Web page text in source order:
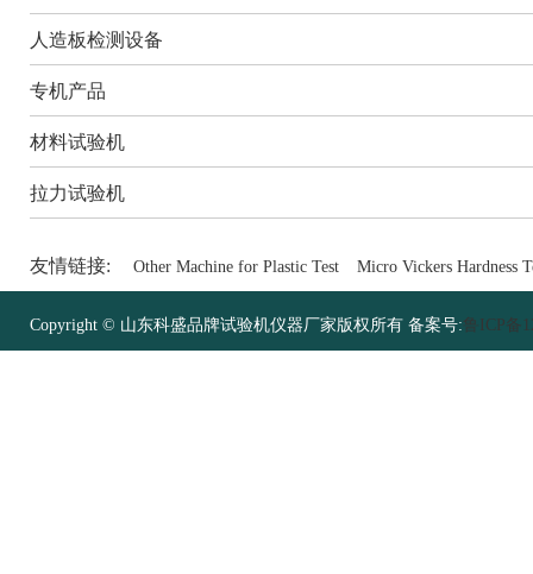
人造板检测设备
专机产品
材料试验机
拉力试验机
友情链接: Other Machine for Plastic Test Micro Vickers Hardness
Copyright © 山东科盛品牌试验机仪器厂家版权所有 备案号:鲁ICP备